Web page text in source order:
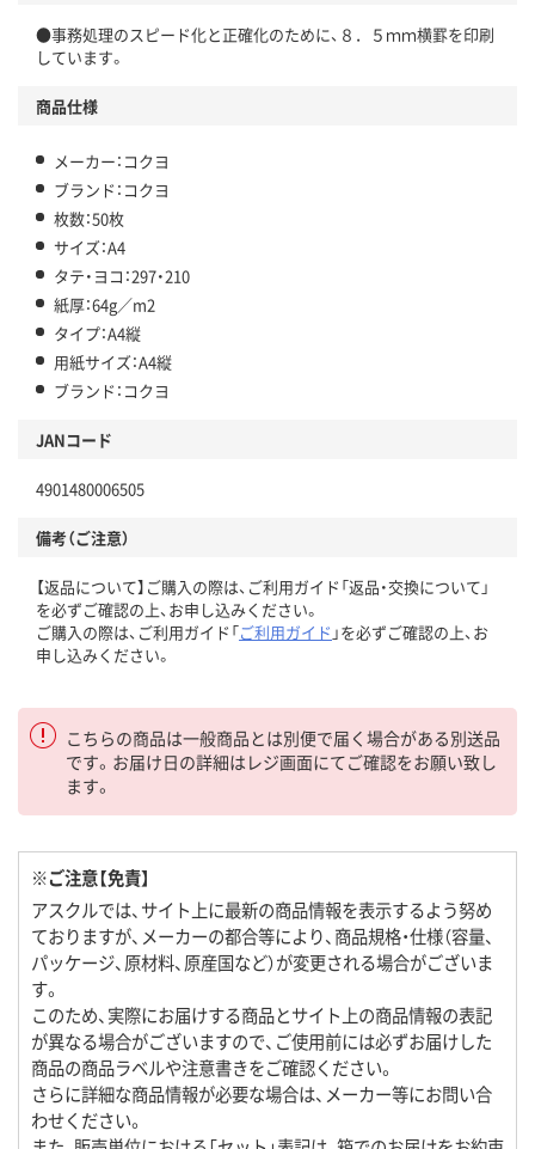
●事務処理のスピード化と正確化のために、８．５ｍｍ横罫を印刷
しています。
商品仕様
メーカー：コクヨ
ブランド：コクヨ
枚数：50枚
サイズ：A4
タテ・ヨコ：297・210
紙厚：64g／m2
タイプ：A4縦
用紙サイズ：A4縦
ブランド：コクヨ
JANコード
4901480006505
備考（ご注意）
【返品について】ご購入の際は、ご利用ガイド「返品・交換について」
を必ずご確認の上、お申し込みください。
ご購入の際は、ご利用ガイド「ご利用ガイド 」を必ずご確認の上、お
申し込みください。
こちらの商品は一般商品とは別便で届く場合がある別送品
です。お届け日の詳細はレジ画面にてご確認をお願い致し
ます。
※ご注意【免責】
アスクルでは、サイト上に最新の商品情報を表示するよう努め
ておりますが、メーカーの都合等により、商品規格・仕様（容量、
パッケージ、原材料、原産国など）が変更される場合がございま
す。
このため、実際にお届けする商品とサイト上の商品情報の表記
が異なる場合がございますので、ご使用前には必ずお届けした
商品の商品ラベルや注意書きをご確認ください。
さらに詳細な商品情報が必要な場合は、メーカー等にお問い合
わせください。